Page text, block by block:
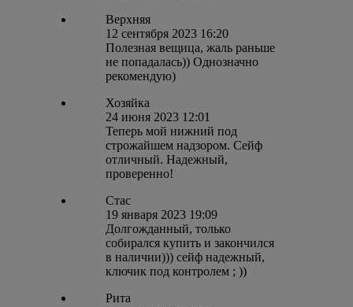
Верхняя
12 сентября 2023 16:20
Полезная вещица, жаль раньше
не попадалась)) Однозначно
рекомендую)
Хозяйка
24 июня 2023 12:01
Теперь мой нижний под
строжайшем надзором. Сейф
отличный. Надежный,
проверенно!
Стас
19 января 2023 19:09
Долгожданный, только
собирался купить и закончился
в наличии))) сейф надежный,
ключик под контролем ; ))
Рита